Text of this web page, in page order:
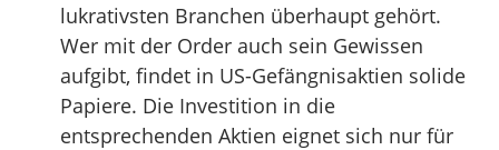
lukrativsten Branchen überhaupt gehört.
Wer mit der Order auch sein Gewissen
aufgibt, findet in US-Gefängnisaktien solide
Papiere. Die Investition in die
entsprechenden Aktien eignet sich nur für